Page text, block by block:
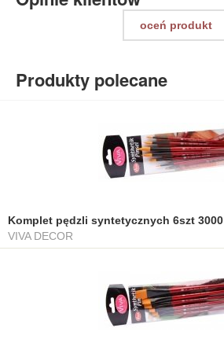
oceń produkt
Produkty polecane
Komplet pędzli syntetycznych 6szt 3000
VIVA DECOR